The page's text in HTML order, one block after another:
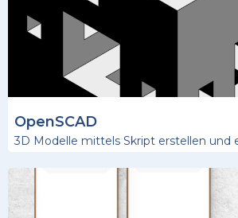
OpenSCAD
3D Modelle mittels Skript erstellen und